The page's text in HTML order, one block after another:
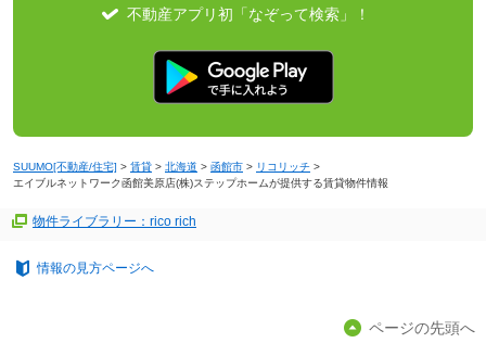
不動産アプリ初「なぞって検索」！
SUUMO[不動産/住宅] > 賃貸 > 北海道 > 函館市 > リコリッチ >
エイブルネットワーク函館美原店(株)ステップホームが提供する賃貸物件情報
物件ライブラリー：rico rich
情報の見方ページへ
ページの先頭へ